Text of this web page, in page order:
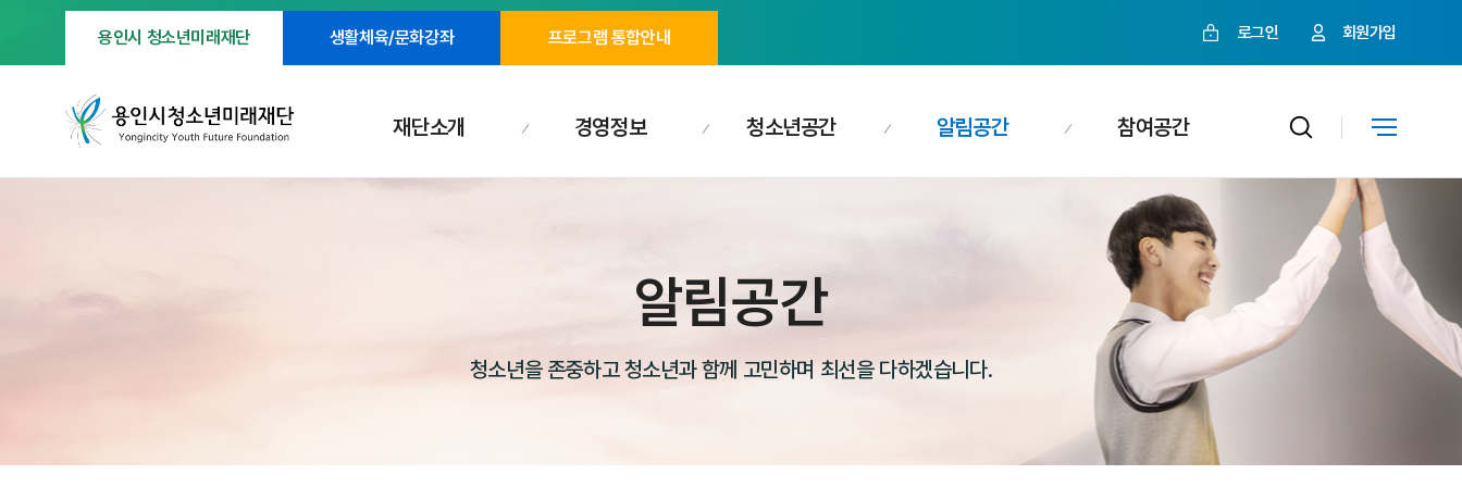
용인시 청소년미래재단 생활체육/문화강좌 프로그램 통합안내 로그인 회원가입
재단소개 경영정보 청소년공간 알림공간 참여공간
알림공간
청소년을 존중하고 청소년과 함께 고민하며 최선을 다하겠습니다.